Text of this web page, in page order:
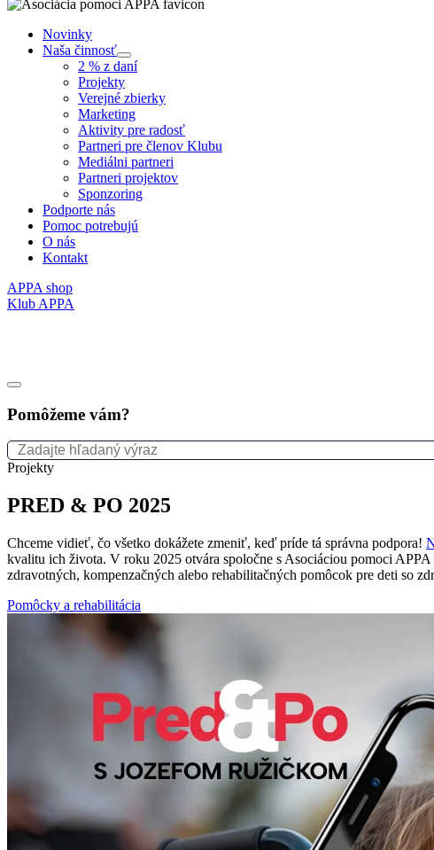
Novinky
Naša činnosť
Submenu
2 % z daní
Projekty
Verejné zbierky
Marketing
Aktivity pre radosť
Partneri pre členov Klubu
Mediálni partneri
Partneri projektov
Sponzoring
Podporte nás
Pomoc potrebujú
O nás
Kontakt
APPA shop
Klub APPA
Pomôžeme vám?
Projekty
PRED & PO 2025
Chceme vidieť, čo všetko dokážete zmeniť, keď príde tá správna podpora!
kvalitu ich života. V roku 2025 otvára spoločne s Asociáciou pomoci
zdravotných, kompenzačných alebo rehabilitačných pomôcok pre deti so
Pomôcky a rehabilitácia